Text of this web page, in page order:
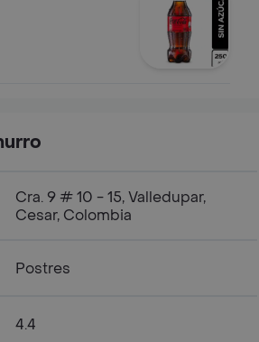
Cra. 9 # 10 - 15, Valledupar,
Cesar, Colombia
Postres
4.4